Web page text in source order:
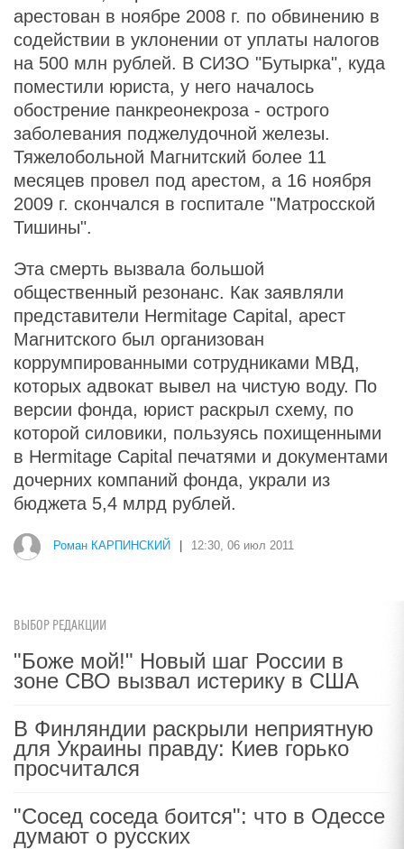
арестован в ноябре 2008 г. по обвинению в
содействии в уклонении от уплаты налогов
на 500 млн рублей. В СИЗО "Бутырка", куда
поместили юриста, у него началось
обострение панкреонекроза - острого
заболевания поджелудочной железы.
Тяжелобольной Магнитский более 11
месяцев провел под арестом, а 16 ноября
2009 г. скончался в госпитале "Матросской
Тишины".
Эта смерть вызвала большой
общественный резонанс. Как заявляли
представители Hermitage Capital, арест
Магнитского был организован
коррумпированными сотрудниками МВД,
которых адвокат вывел на чистую воду. По
версии фонда, юрист раскрыл схему, по
которой силовики, пользуясь похищенными
в Hermitage Capital печатями и документами
дочерних компаний фонда, украли из
бюджета 5,4 млрд рублей.
Роман КАРПИНСКИЙ 12:30, 06 июл 2011
ВЫБОР РЕДАКЦИИ
"Боже мой!" Новый шаг России в
зоне СВО вызвал истерику в США
В Финляндии раскрыли неприятную
для Украины правду: Киев горько
просчитался
"Сосед соседа боится": что в Одессе
думают о русских